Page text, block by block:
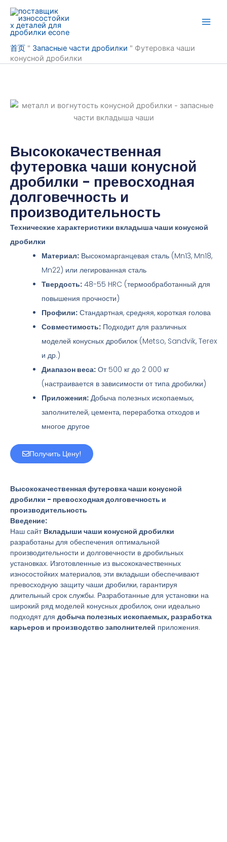
Перейти
содержанию
首页 " Запасные части дробилки " Футеровка чаши
конусной дробилки
Высококачественная
футеровка чаши конусной
дробилки - превосходная
долговечность и
производительность
Технические характеристики вкладыша чаши конусной
дробилки
Материал: Высокомарганцевая сталь (Mn13, Mn18,
Mn22) или легированная сталь
Твердость: 48-55 HRC (термообработанный для
повышения прочности)
Профили: Стандартная, средняя, короткая голова
Совместимость: Подходит для различных
моделей конусных дробилок (Metso, Sandvik, Terex
и др.)
Диапазон веса: От 500 кг до 2 000 кг
(настраивается в зависимости от типа дробилки)
Приложения: Добыча полезных ископаемых,
заполнителей, цемента, переработка отходов и
многое другое
Получить Цену!
Высококачественная футеровка чаши конусной
дробилки - превосходная долговечность и
производительность
Введение:
Наш сайт Вкладыши чаши конусной дробилки
разработаны для обеспечения оптимальной
производительности и долговечности в дробильных
установках. Изготовленные из высококачественных
износостойких материалов, эти вкладыши обеспечивают
превосходную защиту чаши дробилки, гарантируя
длительный срок службы. Разработанные для установки на
широкий ряд моделей конусных дробилок, они идеально
подходят для добыча полезных ископаемых, разработка
карьеров и производство заполнителей приложения.